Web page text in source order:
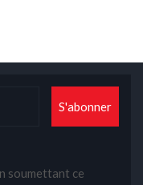
soumettant ce